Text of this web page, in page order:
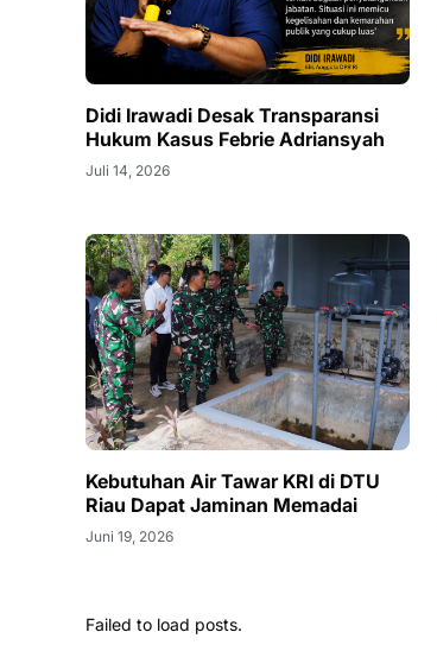
Didi Irawadi Desak Transparansi
Hukum Kasus Febrie Adriansyah
Juli 14, 2026
Kebutuhan Air Tawar KRI di DTU
Riau Dapat Jaminan Memadai
Juni 19, 2026
Failed to load posts.